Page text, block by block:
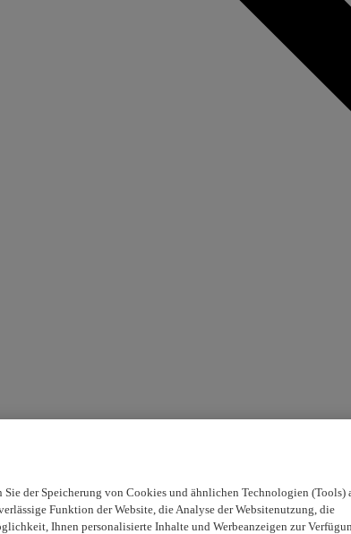
der Speicherung von Cookies und ähnlichen Technologien (Tools)
Funktion der Website, die Analyse der Websitenutzung, die
Ihnen personalisierte Inhalte und Werbeanzeigen zur